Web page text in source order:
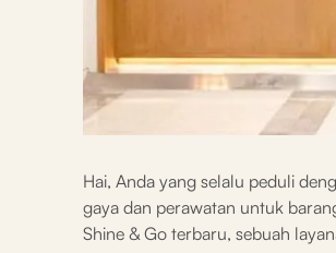
Hai, Anda yang selalu peduli
gaya dan perawatan untuk
Shine & Go terbaru, sebuah